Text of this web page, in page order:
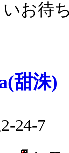
お待
甜洙)
24-7